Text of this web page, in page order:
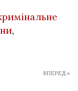
,
ВПЕРЕД »